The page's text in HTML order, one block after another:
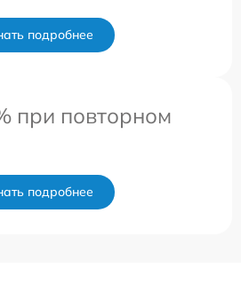
подробнее
при повторном
подробнее